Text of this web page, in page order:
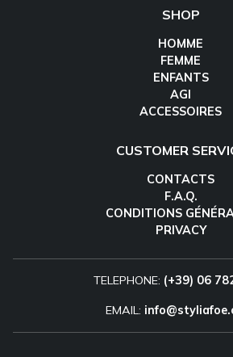
SHOP
HOMME
FEMME
ENFANTS
AGI
ACCESSOIRES
CUSTOMER
CONTACTS
F.A.Q.
CONDITIONS
PRIVACY
TELEPHONE: (+39) 06
EMAIL: